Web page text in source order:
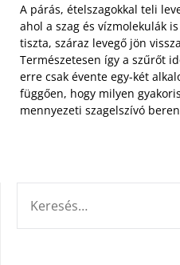
A párás, ételszagokkal teli
ahol a szag és vízmolekulák
tiszta, száraz levegő jön
Természetesen így a szűrőt
erre csak évente egy-két
függően, hogy milyen
mennyezeti szagelszívó